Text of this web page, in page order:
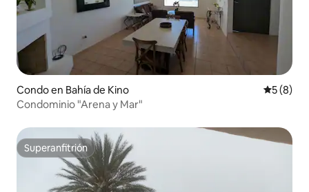
Condo en Bahía de Kino
5 (8)
Condominio "Arena y Mar"
Superanfitrión
Superanfitrión